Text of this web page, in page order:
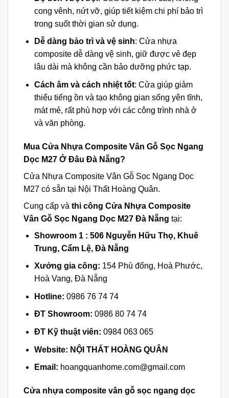
cong vênh, nứt vỡ, giúp tiết kiệm chi phí bảo trì
trong suốt thời gian sử dụng.
Dễ dàng bảo trì và vệ sinh: Cửa nhựa
composite dễ dàng vệ sinh, giữ được vẻ đẹp
lâu dài mà không cần bảo dưỡng phức tạp.
Cách âm và cách nhiệt tốt: Cửa giúp giảm
thiểu tiếng ồn và tạo không gian sống yên tĩnh,
mát mẻ, rất phù hợp với các công trình nhà ở
và văn phòng.
Mua Cửa Nhựa Composite Vân Gỗ Sọc Ngang
Dọc M27 Ở Đâu Đà Nẵng?
Cửa Nhựa Composite Vân Gỗ Sọc Ngang Dọc
M27 có sẵn tại Nội Thất Hoàng Quân.
Cung cấp và thi công Cửa Nhựa Composite
Vân Gỗ Sọc Ngang Dọc M27 Đà Nẵng tại:
Showroom 1 : 506 Nguyễn Hữu Thọ, Khuê
Trung, Cẩm Lệ, Đà Nẵng
Xưởng gia công: 154 Phù đổng, Hoà Phước,
Hoà Vang, Đà Nẵng
Hotline: 0986 76 74 74
ĐT Showroom: 0986 80 74 74
ĐT Kỹ thuật viên: 0984 063 065
Website: NỘI THẤT HOÀNG QUÂN
Email: hoangquanhome.com@gmail.com
Cửa nhựa composite vân gỗ sọc ngang dọc